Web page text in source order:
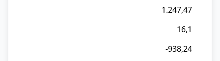
1.247,47
16,1
-938,24